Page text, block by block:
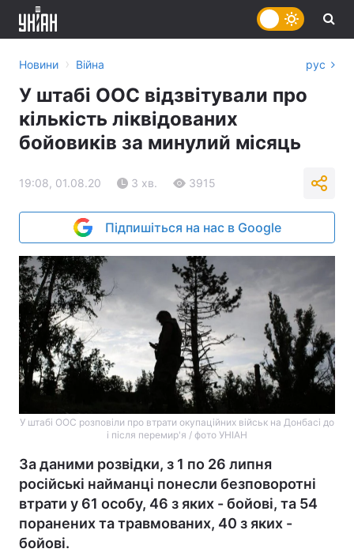
Новини › Війна рус
У штабі ООС відзвітували про
кількість ліквідованих
бойовиків за минулий місяць
19:08, 01.08.20 3 хв. 3915
Підпишіться на нас в Google
У штабі ООС розповіли про втрати окупаційних військ на Донбасі до
і після перемир'я / фото УНІАН
За даними розвідки, з 1 по 26 липня
російські найманці понесли безповоротні
втрати у 61 особу, 46 з яких - бойові, та 54
поранених та травмованих, 40 з яких -
бойові.